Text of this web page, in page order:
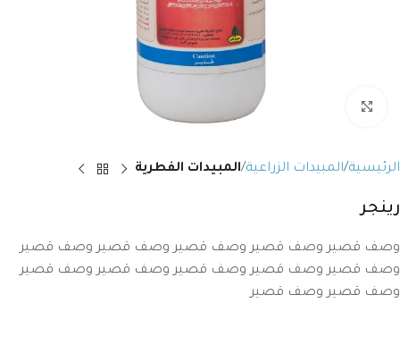
Click to enlarge
الرئيسية المبيدات الزراعية المبيدات الفطرية
رينجر
وصف قصير وصف قصير وصف قصير وصف قصير وصف قصير
وصف قصير وصف قصير وصف قصير وصف قصير وصف قصير
وصف قصير وصف قصير